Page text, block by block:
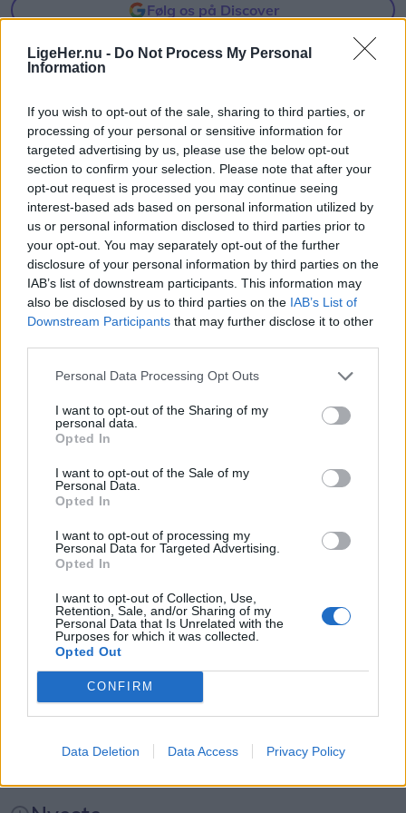
LigeHer.nu - Do Not Process My Personal
Information
If you wish to opt-out of the sale, sharing to third parties, or
processing of your personal or sensitive information for
targeted advertising by us, please use the below opt-out
section to confirm your selection. Please note that after your
opt-out request is processed you may continue seeing
interest-based ads based on personal information utilized by
us or personal information disclosed to third parties prior to
your opt-out. You may separately opt-out of the further
disclosure of your personal information by third parties on the
IAB’s list of downstream participants. This information may
also be disclosed by us to third parties on the IAB’s List of
Downstream Participants that may further disclose it to other
Personal Data Processing Opt Outs
I want to opt-out of the Sharing of my
personal data.
Opted In
I want to opt-out of the Sale of my
Personal Data.
Opted In
I want to opt-out of processing my
Personal Data for Targeted Advertising.
Opted In
I want to opt-out of Collection, Use,
Retention, Sale, and/or Sharing of my
Personal Data that Is Unrelated with the
Purposes for which it was collected.
Opted Out
CONFIRM
Data Deletion Data Access Privacy Policy
Sol26.
Herunder får man et overblik over, hvornår
Nordjylland.
Solformørkelse og stjerneskud samme aften
Aftenen byder ikke kun på solformørkelsen.
Samtidig topper meteorsværmen Perseiderne,
som under gode forhold kan sende op mod 150
Dermed kan nordjyder være heldige at opleve
Følg os på Discover
10. august 2026 kl. 06.01
KLITMØLLER: Den nye endagsfestival SPEKTAKEL!
fest i Klitmøller har modtaget 5.000 kroner fra Sol
og Strand i Klitmøller gennem Den Lokale
Håndsrækning.
Festivalen finder sted den 29. august og har til
formål at skabe mere musik, kultur og fællesskab i
lokalområdet.
Det skriver Sol og Strand i en pressemeddelelse.
Støtten skal bruges til overnatning for festivalens
kunstnere. Det er en vigtig forudsætning for at
alsidigt musikprogram, der giver publikum nye
oplevelser på tværs af genrer.
Bag festivalen står Johannes Therkelsen, Kalle
tilknytning til Klitmøller og Thy og deler ønsket om
at skabe flere kulturelle tilbud i lokalområdet.
Festivalen udvikles i tæt samarbejde med
Spillestedet Thy.
Hos Sol og Strand i Klitmøller glæder bureauchef
Martin Kanstrup Jensen sig over at kunne støtte
det nye initiativ.
- Det er positivt, at unge lokale kræfter tager
Del artikel
Kategorier
Aktuelt
Mennesker
Shopping
Mad & drikke